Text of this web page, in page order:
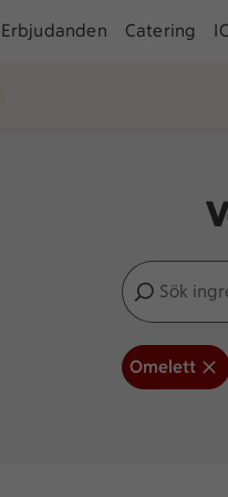
Erbjudanden Catering
Sök
Inga förslag
Omelett